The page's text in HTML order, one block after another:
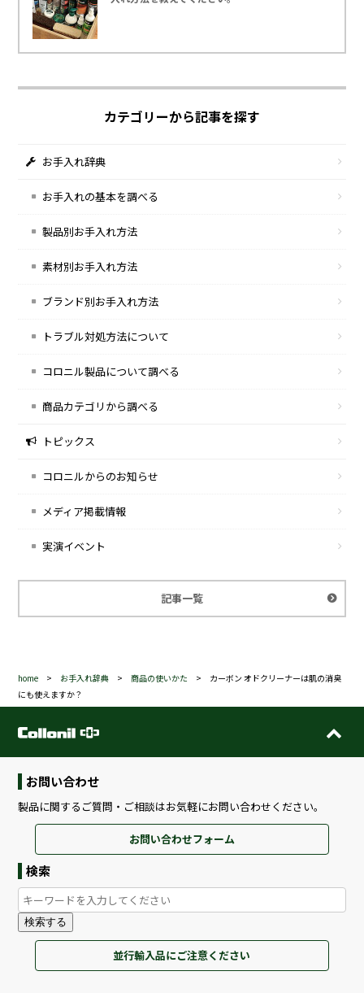
カテゴリーから記事を探す
お手入れ辞典
お手入れの基本を調べる
製品別お手入れ方法
素材別お手入れ方法
ブランド別お手入れ方法
トラブル対処方法について
コロニル製品について調べる
商品カテゴリから調べる
トピックス
コロニルからのお知らせ
メディア掲載情報
実演イベント
記事一覧
home > お手入れ辞典 >商品の使いかた > カーボン オドクリーナーは肌の消臭
にも使えますか？
お問い合わせ
製品に関するご質問・ご相談はお気軽にお問い合わせください。
お問い合わせフォーム
検索
検索する
並行輸入品にご注意ください